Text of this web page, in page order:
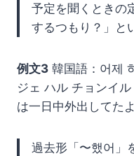
予定を聞くときの
するつもり？」と
例文3 韓国語：어제
ジェ ハル チョンイ
は一日中外出してたよ
過去形「〜했어」